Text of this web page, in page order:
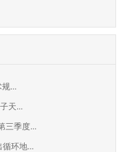
...
天...
三季度...
环地...